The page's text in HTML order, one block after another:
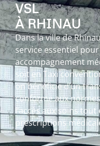
VSL
À RHINAU
Dans la ville de
service essentiel
accompagnement
soit en Taxi
on bénéficie d’un
conforme aux
l’accès aux soins
prescriptions